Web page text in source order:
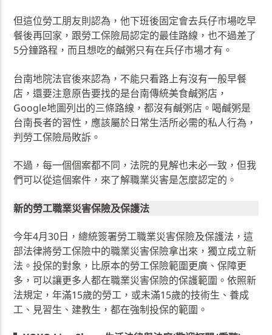
但這位勞工朋友則認為，他下班後固定會去兵仔市場吃早
餐後再回家，跟勞工保險局認定的最佳路線，也不過差了
5分鐘路程，而且想吃的鹹粥只有在兵仔市場才有。
台南地院法官後來認為，不能只看路上有沒有一般早餐
店，還要注意原告要找的是台南傳統美食鹹粥店，
Google地圖列出的三條路線，都沒有鹹粥店。喝鹹粥是
台南長者的習性，應該屬於日常生活所必需的私人行為，
判勞工保險局敗訴。
不過，每一個個案都不同，法院的見解也未必一致，但我
們可以從這個案件，來了解職業災害是怎麼認定的。
新的勞工職業災害保險及保護法
今年4月30日，總統簽署勞工職業災害保險及保護法，這
部法律將勞工保險中的職業災害保險拿出來，獨立成立新
法。投保的對象，比原本的勞工保險範圍更廣、保障更
多，可以讓更多人都在職業災害保險的保護範圍。依照新
法規定，年滿15歲的勞工，或未滿15歲的技術生、養成
工、見習生、建教生，都在強制投保的範圍。